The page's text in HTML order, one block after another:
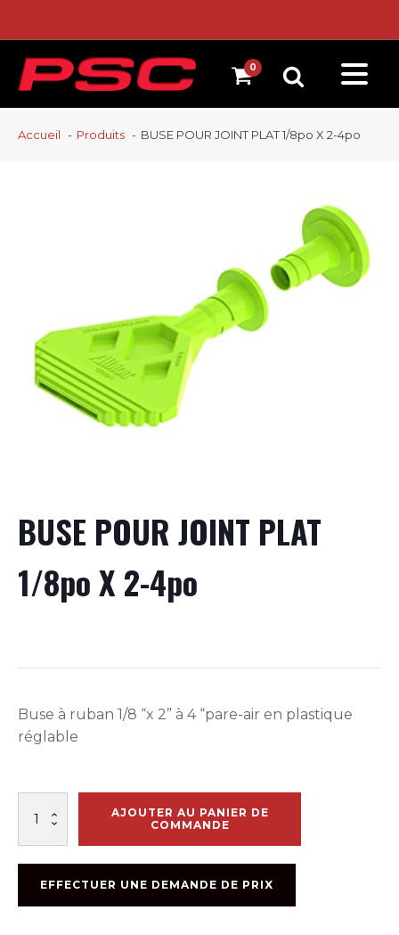
Accueil Produits BUSE POUR JOINT PLAT 1/8po X 2-4po
BUSE POUR JOINT PLAT
1/8po X 2-4po
Buse à ruban 1/8 “x 2” à 4 “pare-air en plastique
réglable
BUSE
PLAT
1/8po
AJOUTER AU PANIER DE
COMMANDE
EFFECTUER UNE DEMANDE DE PRIX